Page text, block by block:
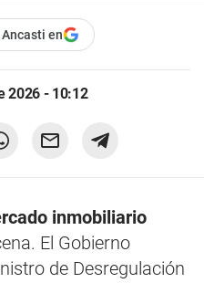
en
2026 - 10:12
inmobiliario
El Gobierno
de Desregulación